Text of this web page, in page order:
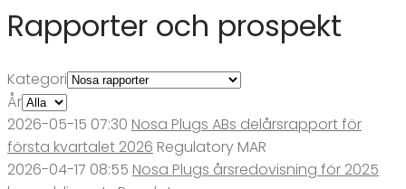
Rapporter och prospekt
Kategori
År
2026-05-15 07:30 Nosa Plugs ABs delårsrapport för
första kvartalet 2026 Regulatory MAR
2026-04-17 08:55 Nosa Plugs årsredovisning för 2025